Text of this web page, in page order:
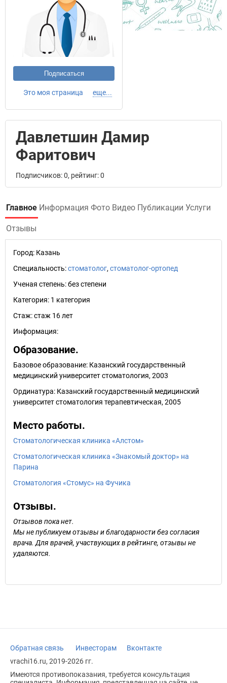
Подписаться
Это моя страница еще...
Давлетшин Дамир
Фаритович
Подписчиков: 0, рейтинг: 0
Главное Информация Фото Видео Публикации Услуги
Отзывы
Город: Казань
Специальность:стоматолог, стоматолог-ортопед
Ученая степень:без степени
Категория: 1 категория
Стаж:стаж 16 лет
Информация:
Образование.
Базовое образование: Казанский государственный
медицинский университет стоматология, 2003
Ординатура: Казанский государственный медицинский
университет стоматология терапевтическая, 2005
Место работы.
Стоматологическая клиника «Алстом»
Стоматологическая клиника «Знакомый доктор» на
Парина
Стоматология «Стомус» на Фучика
Отзывы.
Отзывов пока нет.
Мы не публикуем отзывы и благодарности без согласия
врача. Для врачей, участвующих в рейтинге, отзывы не
удаляются.
Обратная связь Инвесторам
Вконтакте
vrachi16.ru, 2019-2026 гг.
Имеются противопоказания, требуется консультация